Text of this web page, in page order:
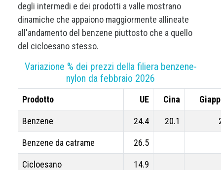
degli intermedi e dei prodotti a valle mostrano
dinamiche che appaiono maggiormente allineate
all'andamento del benzene piuttosto che a quello
del cicloesano stesso.
Variazione % dei prezzi della filiera benzene-
nylon da febbraio 2026
Prodotto UE Cina
Benzene 24.4 20.1
Benzene da catrame 26.5
Cicloesano 14.9